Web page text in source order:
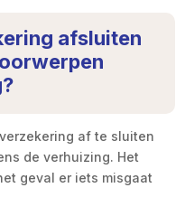
afsluiten
af te sluiten
de verhuizing. Het
geval er iets misgaat